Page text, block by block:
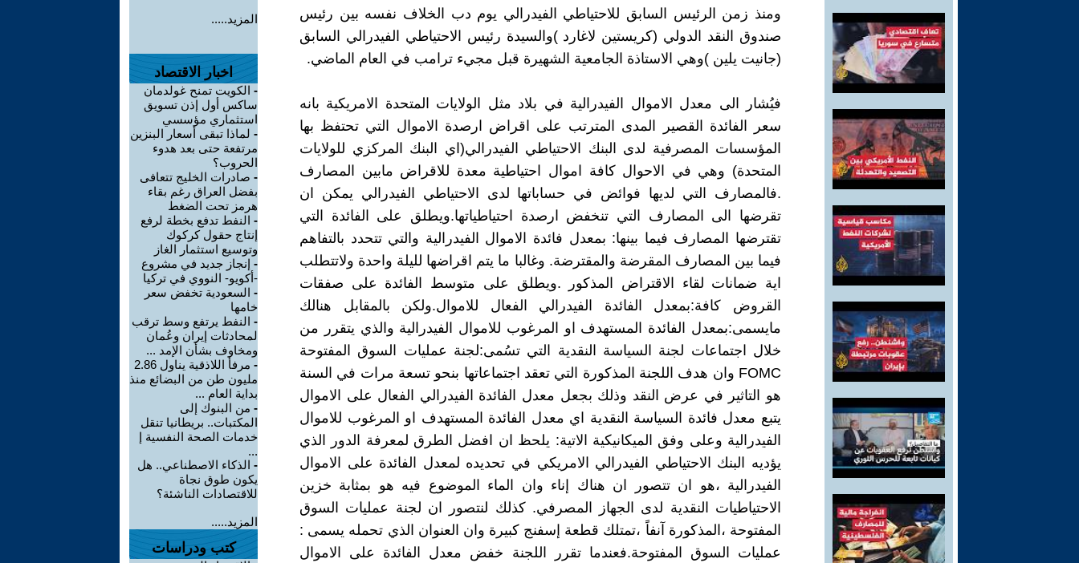
ومنذ زمن الرئيس السابق للاحتياطي الفيدرالي يوم دب الخلاف نفسه بين رئيس
صندوق النقد الدولي (كريستين لاغارد )والسيدة رئيس الاحتياطي الفيدرالي السابق
(جانيت يلين )وهي الاستاذة الجامعية الشهيرة قبل مجيء ترامب في العام الماضي.
فيُشار الى معدل الاموال الفيدرالية في بلاد مثل الولايات المتحدة الامريكية بانه
سعر الفائدة القصير المدى المترتب على اقراض ارصدة الاموال التي تحتفظ بها
المؤسسات المصرفية لدى البنك الاحتياطي الفيدرالي(اي البنك المركزي للولايات
المتحدة) وهي في الاحوال كافة اموال احتياطية معدة للاقراض مابين المصارف
.فالمصارف التي لديها فوائض في حساباتها لدى الاحتياطي الفيدرالي يمكن ان
تقرضها الى المصارف التي تنخفض ارصدة احتياطياتها.ويطلق على الفائدة التي
تقترضها المصارف فيما بينها: بمعدل فائدة الاموال الفيدرالية والتي تتحدد بالتفاهم
فيما بين المصارف المقرضة والمقترضة. وغالبا ما يتم اقراضها لليلة واحدة ولاتتطلب
اية ضمانات لقاء الاقتراض المذكور .ويطلق على متوسط الفائدة على صفقات
القروض كافة:بمعدل الفائدة الفيدرالي الفعال للاموال.ولكن بالمقابل هنالك
مايسمى:بمعدل الفائدة المستهدف او المرغوب للاموال الفيدرالية والذي يتقرر من
خلال اجتماعات لجنة السياسة النقدية التي تسُمى:لجنة عمليات السوق المفتوحة
FOMC وان هدف اللجنة المذكورة التي تعقد اجتماعاتها بنحو تسعة مرات في السنة
هو التاثير في عرض النقد وذلك بجعل معدل الفائدة الفيدرالي الفعال على الاموال
يتبع معدل فائدة السياسة النقدية اي معدل الفائدة المستهدف او المرغوب للاموال
الفيدرالية وعلى وفق الميكانيكية الاتية: يلحظ ان افضل الطرق لمعرفة الدور الذي
يؤديه البنك الاحتياطي الفيدرالي الامريكي في تحديده لمعدل الفائدة على الاموال
الفيدرالية ،هو ان تتصور ان هناك إناء وان الماء الموضوع فيه هو بمثابة خزين
الاحتياطيات النقدية لدى الجهاز المصرفي. كذلك لنتصور ان لجنة عمليات السوق
المفتوحة ،المذكورة آنفاً ،تمتلك قطعة إسفنج كبيرة وان العنوان الذي تحمله يسمى :
عمليات السوق المفتوحة.فعندما تقرر اللجنة خفض معدل الفائدة على الاموال
المزيد.....
اخبار الاقتصاد
- الكويت تمنح غولدمان
ساكس أول إذن تسويق
استثماري مؤسسي
- لماذا تبقى أسعار البنزين
مرتفعة حتى بعد هدوء
الحروب؟
- صادرات الخليج تتعافى
بفضل العراق رغم بقاء
هرمز تحت الضغط
- النفط تدفع بخطة لرفع
إنتاج حقول كركوك
وتوسيع استثمار الغاز
- إنجاز جديد في مشروع
-أكويو- النووي في تركيا
- السعودية تخفض سعر
خامها
- النفط يرتفع وسط ترقب
لمحادثات إيران وعُمان
ومخاوف بشأن الإمد ...
-
مرفأ اللاذقية يناول 2.86
مليون طن من البضائع منذ
بداية العام ...
- من البنوك إلى
المكتبات.. بريطانيا تنقل
خدمات الصحة النفسية إ
...
- الذكاء الاصطناعي.. هل
يكون طوق نجاة
للاقتصادات الناشئة؟
المزيد.....
كتب ودراسات